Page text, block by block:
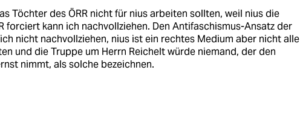
Töchter des ÖRR nicht für nius arbeiten sollten, weil nius die
forciert kann ich nachvollziehen. Den Antifaschismus-Ansatz der
nicht nachvollziehen, nius ist ein rechtes Medium aber nicht alle
und die Truppe um Herrn Reichelt würde niemand, der den
nimmt, als solche bezeichnen.